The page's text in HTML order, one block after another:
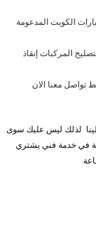
الكويت المدعومة
المركبات إنقاذ
تواصل معنا الان
لذلك ليس عليك سوى
في خدمة فني يشتري